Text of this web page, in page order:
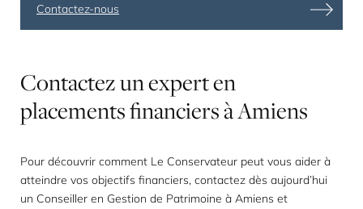
Contactez-nous
Contactezunexperten
placementsfinanciersàAmiens
Pour découvrir comment Le Conservateur peut vous aider à
atteindre vos objectifs financiers, contactez dès aujourd’hui
un Conseiller en Gestion de Patrimoine à Amiens et